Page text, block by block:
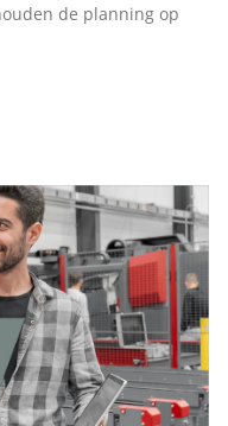
de planning op